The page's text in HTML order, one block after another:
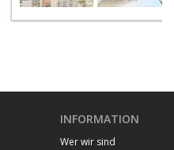
INFORMATION
Wer wir sind